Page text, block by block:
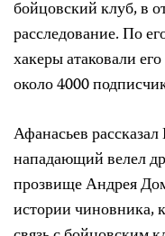
бойцовский клуб, в
расследование. По
хакеры атаковали
около 4000
Афанасьев
нападающий велел
прозвище Андрея
истории чиновника,